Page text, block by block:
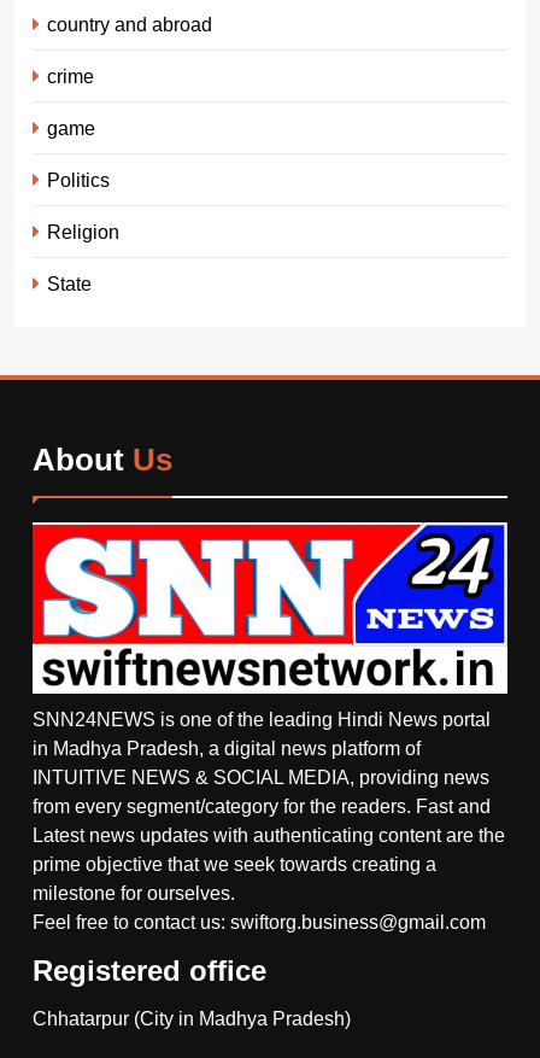
country and abroad
crime
game
Politics
Religion
State
About Us
SNN24NEWS is one of the leading Hindi News portal
in Madhya Pradesh, a digital news platform of
INTUITIVE NEWS & SOCIAL MEDIA, providing news
from every segment/category for the readers. Fast and
Latest news updates with authenticating content are the
prime objective that we seek towards creating a
milestone for ourselves.
Feel free to contact us: swiftorg.business@gmail.com
Registered office
Chhatarpur (City in Madhya Pradesh)
गौरिहार खंड के सरबई मंडल में विराट